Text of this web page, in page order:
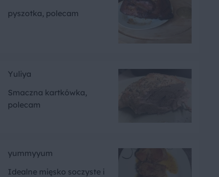
pyszotka, polecam
Yuliya
Smaczna kartkówka,
polecam
yummyyum
Idealne mięsko soczyste i